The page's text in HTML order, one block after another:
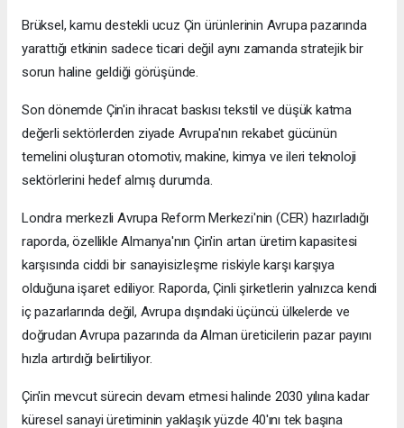
Brüksel, kamu destekli ucuz Çin ürünlerinin Avrupa pazarında
yarattığı etkinin sadece ticari değil aynı zamanda stratejik bir
sorun haline geldiği görüşünde.
Son dönemde Çin'in ihracat baskısı tekstil ve düşük katma
değerli sektörlerden ziyade Avrupa'nın rekabet gücünün
temelini oluşturan otomotiv, makine, kimya ve ileri teknoloji
sektörlerini hedef almış durumda.
Londra merkezli Avrupa Reform Merkezi'nin (CER) hazırladığı
raporda, özellikle Almanya'nın Çin'in artan üretim kapasitesi
karşısında ciddi bir sanayisizleşme riskiyle karşı karşıya
olduğuna işaret ediliyor. Raporda, Çinli şirketlerin yalnızca kendi
iç pazarlarında değil, Avrupa dışındaki üçüncü ülkelerde ve
doğrudan Avrupa pazarında da Alman üreticilerin pazar payını
hızla artırdığı belirtiliyor.
Çin'in mevcut sürecin devam etmesi halinde 2030 yılına kadar
küresel sanayi üretiminin yaklaşık yüzde 40'ını tek başına